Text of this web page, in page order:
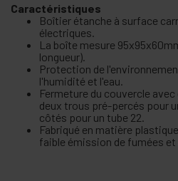
Caractéristiques
Boîtier étanche à surface
électriques.
La boîte mesure
longueur).
Protection de
l'humidité et l'eau.
Fermeture du couvercle
deux trous pré-percés pour
côtés pour un tube 22.
Fabriqué en matière
faible émission de fumées